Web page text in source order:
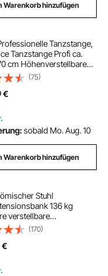
Warenkorb hinzufügen
Tanzstange,
Tanzstange Profi ca.
cm Höhenverstellbare
Fitnessstange
Fitness Silber, Statische
Fitnessstudios
(75)
€
sobald Mo. Aug. 10
Warenkorb hinzufügen
Stuhl
136 kg
verstellbare
Trainingsgerät für
Fitness-
für das Heim-
(170)
€